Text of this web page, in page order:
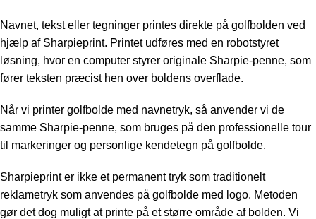
Navnet, tekst eller tegninger printes direkte på golfbolden ved
hjælp af Sharpieprint. Printet udføres med en robotstyret
løsning, hvor en computer styrer originale Sharpie-penne, som
fører teksten præcist hen over boldens overflade.
Når vi printer golfbolde med navnetryk, så anvender vi de
samme Sharpie-penne, som bruges på den professionelle tour
til markeringer og personlige kendetegn på golfbolde.
Sharpieprint er ikke et permanent tryk som traditionelt
reklametryk som anvendes på golfbolde med logo. Metoden
gør det dog muligt at printe på et større område af bolden. Vi